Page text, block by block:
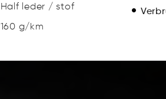
Half leder / stof
160 g/km